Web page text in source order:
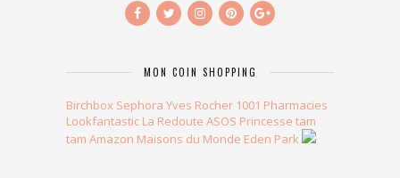
MON COIN SHOPPING
Birchbox Sephora Yves Rocher 1001 Pharmacies
Lookfantastic La Redoute ASOS Princesse tam
tam Amazon Maisons du Monde Eden Park